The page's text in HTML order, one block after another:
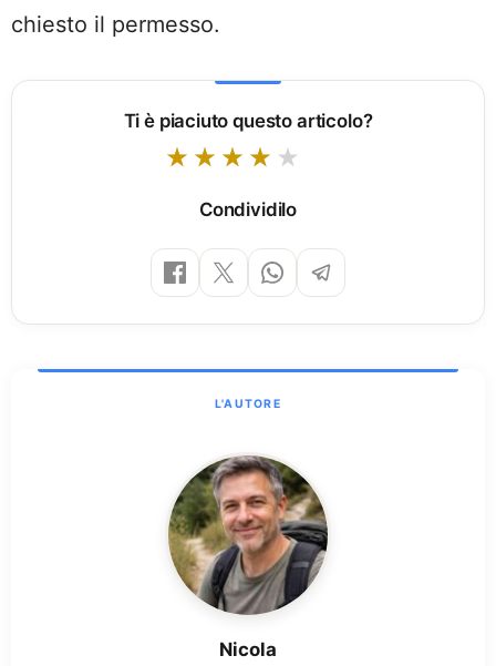
chiesto il permesso.
Ti è piaciuto questo articolo?
Condividilo
Nicola